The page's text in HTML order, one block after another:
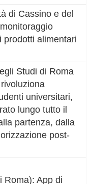
di Cassino e del
prodotti alimentari
Studi di Roma
universitari,
lungo tutto il
partenza, dalla
post-
Roma): App di